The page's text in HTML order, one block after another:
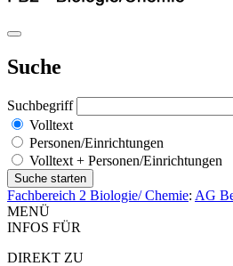
Suche
Suchbegriff
Volltext
Personen/Einrichtungen
Volltext + Personen/Einrichtungen
Fachbereich 2 Biologie/ Chemie: AG
MENÜ
INFOS FÜR
DIREKT ZU